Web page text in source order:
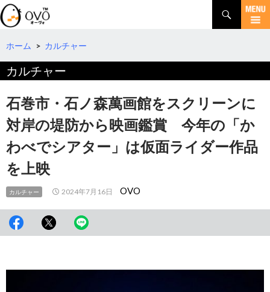
検
索
コ
テ
ツ
へ
移
動
ホーム > カルチャー
カルチャー
石巻市・石ノ森萬画館をスクリーンに
対岸の堤防から映画鑑賞 今年の「か
わべでシアター」は仮面ライダー作品
を上映
カルチャー 2024年7月16日 OVO